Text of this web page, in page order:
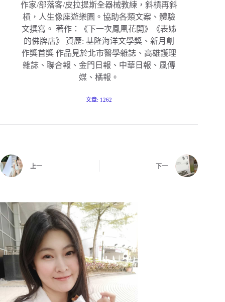
作家/部落客/皮拉提斯全器械教練，斜槓再斜
槓，人生像座遊樂園。協助各類文案、體驗
文撰寫。 著作：《下一次鳳凰花開》《表姊
的佛牌店》 資歷: 基隆海洋文學獎、新月創
作獎首獎 作品見於北市醫學雜誌、高雄護理
雜誌、聯合報、金門日報、中華日報、風傳
媒、橘報。
文章: 1262
上一 下一